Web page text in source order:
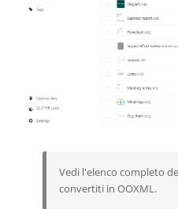
Vedi l'elenco completo
convertiti in OOXML.